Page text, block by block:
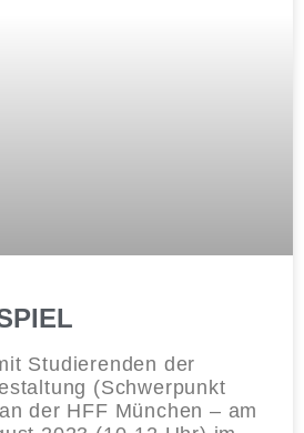
Studierenden der
(Schwerpunkt
der HFF München – am